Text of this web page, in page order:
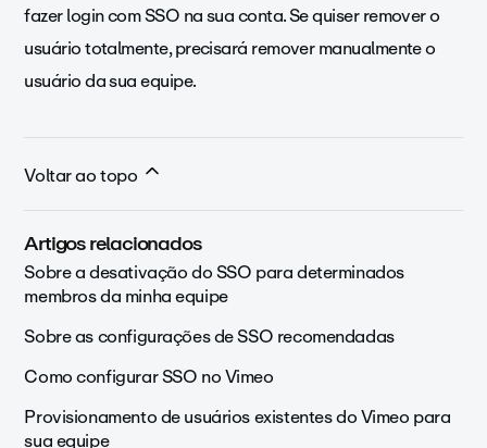
fazer login com SSO na sua conta. Se quiser remover o
usuário totalmente, precisará remover manualmente o
usuário da sua equipe.
Voltar ao topo
Artigos relacionados
Sobre a desativação do SSO para determinados
membros da minha equipe
Sobre as configurações de SSO recomendadas
Como configurar SSO no Vimeo
Provisionamento de usuários existentes do Vimeo para
sua equipe